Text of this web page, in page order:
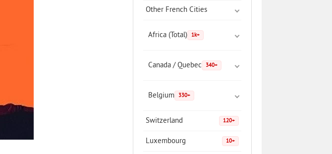
Other French Cities
Africa (Total) 1k+
Canada / Quebec 340+
Belgium 330+
Switzerland 120+
Luxembourg 10+